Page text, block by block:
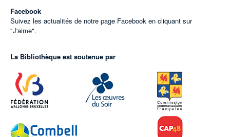
Facebook
Suivez les actualités de notre page Facebook en cliquant sur
"J'aime".
La Bibliothèque est soutenue par